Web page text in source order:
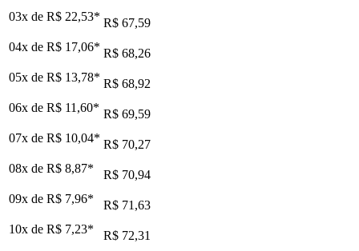
03x de R$ 22,53* R$ 67,59
04x de R$ 17,06* R$ 68,26
05x de R$ 13,78* R$ 68,92
06x de R$ 11,60* R$ 69,59
07x de R$ 10,04* R$ 70,27
08x de R$ 8,87*
R$ 70,94
09x de R$ 7,96*
R$ 71,63
10x de R$ 7,23*
R$ 72,31